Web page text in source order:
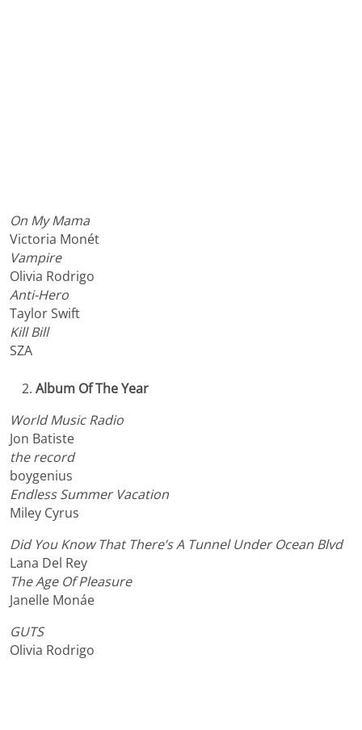
On My Mama
Victoria Monét
Vampire
Olivia Rodrigo
Anti-Hero
Taylor Swift
Kill Bill
SZA
Album Of The Year
World Music Radio
Jon Batiste
the record
boygenius
Endless Summer Vacation
Miley Cyrus
Did You Know That There’s A Tunnel Under Ocean Blvd
Lana Del Rey
The Age Of Pleasure
Janelle Monáe
GUTS
Olivia Rodrigo